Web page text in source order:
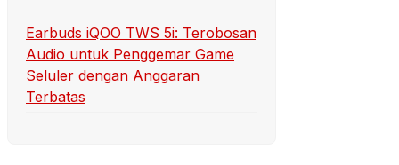
Earbuds iQOO TWS 5i: Terobosan
Audio untuk Penggemar Game
Seluler dengan Anggaran
Terbatas